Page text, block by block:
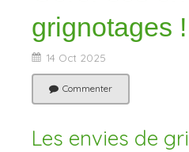
grignotages !
14 Oct 2025
Commenter
Les envies de